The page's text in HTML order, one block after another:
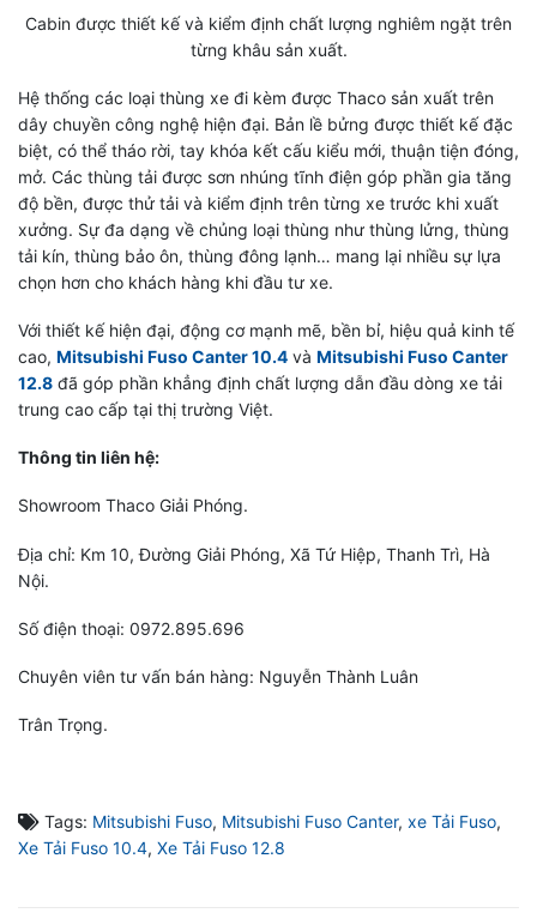
Cabin được thiết kế và kiểm định chất lượng nghiêm ngặt trên
từng khâu sản xuất.
Hệ thống các loại thùng xe đi kèm được Thaco sản xuất trên
dây chuyền công nghệ hiện đại. Bản lề bửng được thiết kế đặc
biệt, có thể tháo rời, tay khóa kết cấu kiểu mới, thuận tiện đóng,
mở. Các thùng tải được sơn nhúng tĩnh điện góp phần gia tăng
độ bền, được thử tải và kiểm định trên từng xe trước khi xuất
xưởng. Sự đa dạng về chủng loại thùng như thùng lửng, thùng
tải kín, thùng bảo ôn, thùng đông lạnh… mang lại nhiều sự lựa
chọn hơn cho khách hàng khi đầu tư xe.
Với thiết kế hiện đại, động cơ mạnh mẽ, bền bỉ, hiệu quả kinh tế
cao, Mitsubishi Fuso Canter 10.4 và Mitsubishi Fuso Canter
12.8 đã góp phần khẳng định chất lượng dẫn đầu dòng xe tải
trung cao cấp tại thị trường Việt.
Thông tin liên hệ:
Showroom Thaco Giải Phóng.
Địa chỉ: Km 10, Đường Giải Phóng, Xã Tứ Hiệp, Thanh Trì, Hà
Nội.
Số điện thoại: 0972.895.696
Chuyên viên tư vấn bán hàng: Nguyễn Thành Luân
Trân Trọng.
Tags: Mitsubishi Fuso, Mitsubishi Fuso Canter, xe Tải Fuso,
Xe Tải Fuso 10.4, Xe Tải Fuso 12.8